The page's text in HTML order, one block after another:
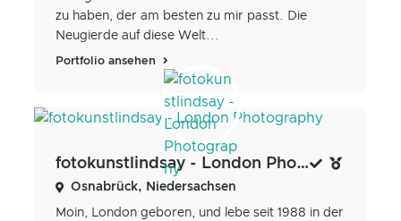
zu haben, der am besten zu mir passt. Die
Neugierde auf diese Welt...
Portfolio ansehen
fotokunstlindsay - London Photography
Osnabrück, Niedersachsen
Moin, London geboren, und lebe seit 1988 in der